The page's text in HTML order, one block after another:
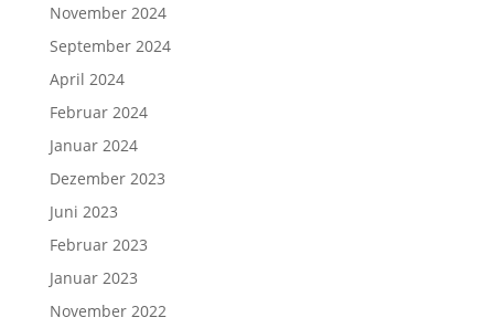
November 2024
September 2024
April 2024
Februar 2024
Januar 2024
Dezember 2023
Juni 2023
Februar 2023
Januar 2023
November 2022